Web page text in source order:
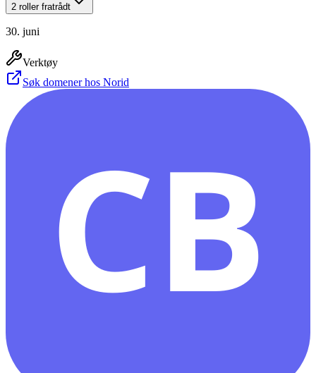
2 roller fratrådt
30. juni
Verktøy
Søk domener hos Norid
CB